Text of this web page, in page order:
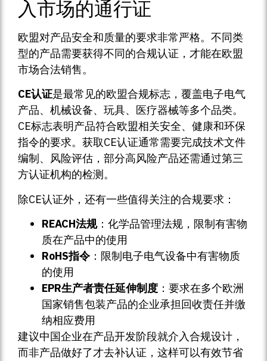
入市场的通行证
欧盟对产品安全和质量的要求非常严格。不同类
型的产品需要获得不同的合规认证，才能在欧盟
市场合法销售。
CE认证是最常见的欧盟合规标志，覆盖电子电气
产品、机械设备、玩具、医疗器械等多个品类。
CE标志表明产品符合欧盟相关安全、健康和环保
指令的要求。获取CE认证通常需要完成技术文件
编制、风险评估，部分高风险产品还需通过第三
方认证机构的检测。
除CE认证外，还有一些值得关注的合规要求：
REACH法规：化学品管理法规，限制有害物
质在产品中的使用
RoHS指令：限制电子电气设备中有害物质
的使用
EPR生产者责任延伸制度 ：要求在多个欧洲
国家销售包装产品的企业承担回收责任并缴
纳相应费用
建议中国企业在产品开发阶段就介入合规设计，
而非产品做好了才去补认证，这样可以有效节省